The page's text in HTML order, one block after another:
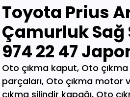
Toyota Prius
Çamurluk Sağ
974 22 47
Oto çıkma kaput, Oto çıkma şanzıman ve parçaları, Oto çıkma motor ve parçaları, Oto çıkma silindir kapağı, Oto çıkma direksiyon pompası, Oto çıkma far, Oto çıkma tampon Oto çıkma kapı, Oto çıkma far, Oto çıkma stop, Oto çıkma jant, Oto çıkma tabla, Oto çıkma elektrik tesisatı, Oto çıkma motor tesisatı, Oto çıkma marş dinamosu, Oto çıkma şarz dinamosu, Oto çıkma bobin, Oto çıkma enjektör, Oto çıkma karbüratör, Oto çıkma şamandıra , Oto çıkma yakıt pompası, Oto çıkma eksoz, Oto çıkma manifold, Oto çıkma katalizör, Oto çıkma beyin, Oto çıkma airbag, Oto çıkma sigorta, Oto çıkma sinyal, Oto hava filitre kazanı, Oto çıkma yağ filtresi, Oto çıkma yakıt filtresi, Oto çıkma debriyaj seti, Oto çıkma fren seti, Oto çıkma kampana, Oto çıkma körük, Oto çıkma fan, Oto çıkma fan davlumbazı, Oto çıkma soğutucu, Oto çıkma radyatör, Oto çıkma klima kompresörü, Oto çıkma bagaj, Oto çıkma su radyatörünü, Oto çıkma klima radyatörü, Oto çıkma interkol radyatörü, Oto çıkma cam, Oto çıkma çamurluk, Oto çıkma davlumbaz, Oto çıkma güneşlik, Oto çıkma kapı kolu, Oto çıkma kapı saçı, Oto çıkma karter, Oto kesme marşpiyel, Oto çıkma panel, Oto çıkma panjur , Oto çıkma sunroof, Oto çıkma arka tampon, Oto çıkma ön tampon, Oto çıkma ayna, Oto çıkma amartisör, Oto çıkma el freni, Oto çıkma el fren tabancası, Oto çıkma direksiyon simidi, Oto çıkma koltuk, Oto çıkma vites topuzu, Oto çıkma göğüs, Oto çıkma torpido, Oto çıkma kilometre saati, Oto çıkma dingil, Oto çıkma blok, Oto çıkma motor bloğu, Oto çıkma krank, Oto çıkma eksantrik mili, Oto çıkma gaz kelebeği, Oto çıkma kompresör, Oto çıkma mafsal, Oto çıkma motor kulağı, Oto çıkma motor, Oto çıkma piston kolu, Oto çıkma segman, Oto çıkma rulman, Oto çıkma turbo, Oto çıkma yağ pompası, Oto çıkma şanzıman dişlisi, Oto çıkma mafsal, Oto çıkma sekromenç, Oto çıkma türbin, Oto çıkma volant, Oto çıkma aks, Oto çıkma akis, Oto çıkma direksiyon kutusu, Oto çıkma direksiyon mili, Oto çıkma helezyon yayı, Oto çıkma körük, Oto çıkma porya, Oto çıkma sis çerçevesi, Oto çıkma kapı menteşesi, Oto çıkma sis farı, Oto çıkma difaransiyel, Oto çıkma traves, Oto çıkma cam motoru, Oto çıkma sinyal, Oto çıkma cam düğmesi, Oto çıkma kapı döşemesi, Oto çıkma cam kirkosu, Oto çıkma kalorifer kutusu, Oto çıkma beşik, Oto çıkma filtre, Oto çıkma konsül, Oto çıkma tampon demiri, Oto çıkma kapı kilidi, Oto çıkma motor takozu, Oto çıkma kampana, Oto çıkma gösterge paneli, Oto çıkma taşıyıcı, Oto kesme tavan, Oto kesme marşpiyel, Oto kesme çamurluk, Oto kesme yarım arka, Oto çıkma hava akış metresi, Oto çıkma vestenhaouse, Oto çıkma vestibhouse, Oto çıkma park sensörü Oto çıkma kapı fitilleri, Oto çıkma cam düğmesi, Oto çıkma motor takozu, Oto çıkma vites topuzu, Oto çıkma far beyni, Oto çıkma motor beyni, Oto çıkma airbag beyni, Oto çıkma abs beyni, Oto çıkma şanzıman beyni, Oto parça, Oto çıkma yedek parça, Oto oto yedek parça, Oto sigorta kutusu, Oto çıkma su bidonu, Oto çıkma teyp, Oto çıkma cd çalar, Oto çıkma rölanti ayarlayıcı, Oto çıkma kolon kilidi, Oto çıkma kapı kilidi, Oto çıkma kapı iç açma kolu, Oto çıkma kapı çıtası, Oto çıkma tavan çıtası, Oto çıkma krank kasnağı, Oto çıkma eksantrik kasnağı, Oto çıkma alt travers, Oto çıkma arka dingil, Oto çıkma fren merkezi, Oto çıkma imop kutus, Oto çıkma sigorta tablası, Oto çıkma klima ekranı, Oto çıkma vakum, Oto çıkma orta havalandırma, Oto çıkma radyo ekranı, Oto çıkma yağ pompası, Oto çıkma şanzıman kulağı, Oto çıkma debriyaj bilyası, Oto çıkma direksiyon spotu, Oto çıkma direksiyon sargısı, Oto çıkma airbag sargısı, Oto çıkma tesisat kablosu, Oto çıkma klima paneli, Oto çıkma ön kapı, Oto çıkma arka kapı, Oto çıkma baskı balata, Oto çıkma volant, Oto çıkma yedek parça, Oto çıkma parça, Oto oto yedek parça, Oto parça, Çıkma parça, Oto çıkma parçaları, Çıkma parçaları, Oto yedek parça, Oto çıkma şanzıman, Oto çıkma hoparlör, Oto çıkma fren vakum, Oto çıkma map sensösrü, Oto çıkma cam silgi motoru, Oto çıkma cam silgi kolu, Oto çıkma flaşö, Oto çıkma vites levyesi, Oto çıkma turbo basınç Oto çıkma vestinghouse, Oto çıkma gaz pedalı, Oto çıkma su bidonu, Oto çıkma ganister, Oto çıkma tampon braketi, Oto çıkma çamurluk davlumbazı, Oto çıkma el fren teli, Oto çıkma şarj dinamosu, Oto çıkma biel kolu, Oto çıkma hava akış metresi, Oto çıkma eksoz sondası, Oto çıkma emme manifoldu, Oto çıkma fincan, Oto çıkma itici horozlar, Oto çıkma piyano mili, Oto çıkma vites halatı, Oto çıkma tavan döşemesi, Oto çıkma sanroof düğmesi, Oto çıkma sanroof camı, Oto çıkma tavan anteni, Oto çıkma kapı bantları, Oto çıkma kapı soketi, Oto çıkma kapı tesisatı, Oto çıkma koltuk ayar düğmesi, Oto çıkma kapı rayı, Oto çıkma şanzıman dişlisi, Oto çıkma reyil borusu, Oto çıkma buji kablosu, Oto çıkma yağ çubuğu, Oto çıkma distribitör kapağı, Oto çıkma termostat, Oto çıkma map sensörü, Oto çıkma motor kaputu, Oto çıkma kapı nikelajı, Oto çıkma tampon nikelajı, Oto çıkma fren disk, Oto çıkma debriyaj rulmanı, Oto çıkma karbüratör, Oto çıkma eksoz takozu, Oto çıkma körük, Oto çıkma cam su deposu, Oto çıkma genleşme kavanozu, Oto çıkma süspansiyon, Oto çıkma devirdaim hortumu, Oto çıkma travers, Oto çıkma yedek su deposu, Oto çıkma emme manifolt, Oto çıkma kaset çalar, Oto çıkma kapı bandı, Oto çıkma eksantrik horuzu, Oto çıkma xenon far beyni, Oto çıkma tampon ızgarası, Oto çıkma cd çalar, Oto çıkma yakıt deposu, Oto çıkma tampon kaplaması, Oto çıkma kaput mandalı, Oto çıkma el fren düğmesi, Oto çıkma dikiz aynası, Oto çıkma yarım motor, Oto çıkma turbo borusu, Oto çıkma dış ayna, Oto çıkma iç ayna, Oto çıkma tozluk kapağı, Oto çıkma tampon alt bagaliti, Oto çıkma toz kapağı, Oto çıkma parça ankara, Oto çıkma parça İstanbul, Oto çıkma parça adana, Oto çıkma parça elağzı, Oto çıkma parça izmir, Oto çıkma parça bursa, Oto çıkma parça Eskişehir, Oto çıkma parça kayseri, Oto çıkma parça Diyarbakır, Oto çıkma parça Şanlıurfa, Oto çıkma parça,Gaziantep Oto çıkma parça ağrı, Oto çıkma parça konya, Oto çıkma parça Yozgat, Oto çıkma parça Nevşehir, Oto çıkma parça Niğde, Oto çıkma parça Antaly, Oto çıkma parça malatya, Oto çıkma parça mardin, Oto çıkma parça van, Oto çıkma parça hakkari, Oto çıkma parça,Erzurum Oto çıkma parça sivas, Oto çıkma parça Trabzon, Oto çıkma parça çorum, Oto çıkma parça samsun, Oto çıkma parça bolu, Oto çıkma parça afyon, Oto parça, Oto yedek parça, Oto oto yedek parça, Oto parçaları, Oto çıkmacı,yıldız sanayi sitesi ostim,otomobil yedek parça, çıkma parça oto yedek parça, Oto çıkma parça Oto parça, Oto çıkma parça , çıkma Oto parça,Adana Oto Çıkma Parça , Adıyaman Oto Çıkma Parça Afyon Oto Çıkma Parça Ağrı Oto Çıkma Parça Aksaray Oto Çıkma Parça Amasya Oto Çıkma Parça Ankara Oto Çıkma Parça Antalya Oto Çıkma Parça Ardahan Oto Çıkma Parça Artvin Oto Çıkma Parça Aydın Oto Çıkma Parça Balıkesir Oto Çıkma Parça Bartın Oto Çıkma Parça Batman Oto Çıkma Parça Bayburt Oto Çıkma Parça Bilecik Oto Çıkma Parça Bingöl Oto Çıkma Parça Bitlis Oto Çıkma